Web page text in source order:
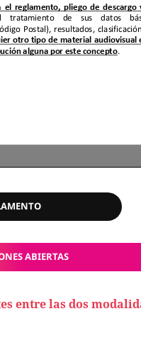
ABIERTAS
entre las dos